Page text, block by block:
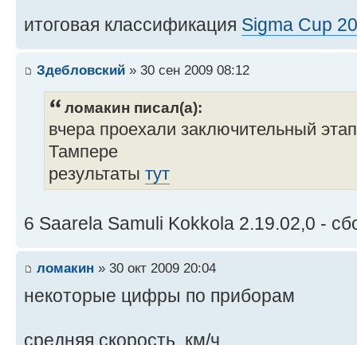
итоговая классификация Sigma Cup
Здебловский » 30 сен 2009 08:12
ломакин писал(а):
вчера проехали заключительный
Тампере
результаты тут
6 Saarela Samuli Kokkola 2.19.02,0 -
ломакин » 30 окт 2009 20:04
некоторые цифры по приборам
средняя скорость, км/ч